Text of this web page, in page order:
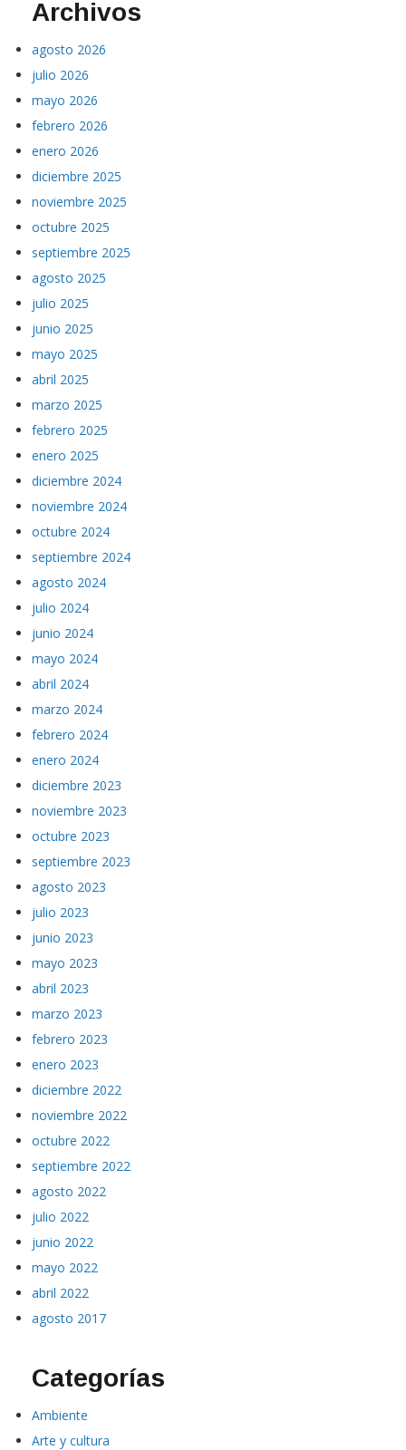
Archivos
agosto 2026
julio 2026
mayo 2026
febrero 2026
enero 2026
diciembre 2025
noviembre 2025
octubre 2025
septiembre 2025
agosto 2025
julio 2025
junio 2025
mayo 2025
abril 2025
marzo 2025
febrero 2025
enero 2025
diciembre 2024
noviembre 2024
octubre 2024
septiembre 2024
agosto 2024
julio 2024
junio 2024
mayo 2024
abril 2024
marzo 2024
febrero 2024
enero 2024
diciembre 2023
noviembre 2023
octubre 2023
septiembre 2023
agosto 2023
julio 2023
junio 2023
mayo 2023
abril 2023
marzo 2023
febrero 2023
enero 2023
diciembre 2022
noviembre 2022
octubre 2022
septiembre 2022
agosto 2022
julio 2022
junio 2022
mayo 2022
abril 2022
agosto 2017
Categorías
Ambiente
Arte y cultura